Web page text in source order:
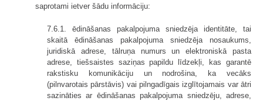
saprotami ietver šādu informāciju:
7.6.1. ēdināšanas pakalpojuma sniedzēja identitāte, tai
skaitā ēdināšanas pakalpojuma sniedzēja nosaukums,
juridiskā adrese, tālruņa numurs un elektroniskā pasta
adrese, tiešsaistes saziņas papildu līdzekļi, kas garantē
rakstisku komunikāciju un nodrošina, ka vecāks
(pilnvarotais pārstāvis) vai pilngadīgais izglītojamais var ātri
sazināties ar ēdināšanas pakalpojuma sniedzēju, adrese,